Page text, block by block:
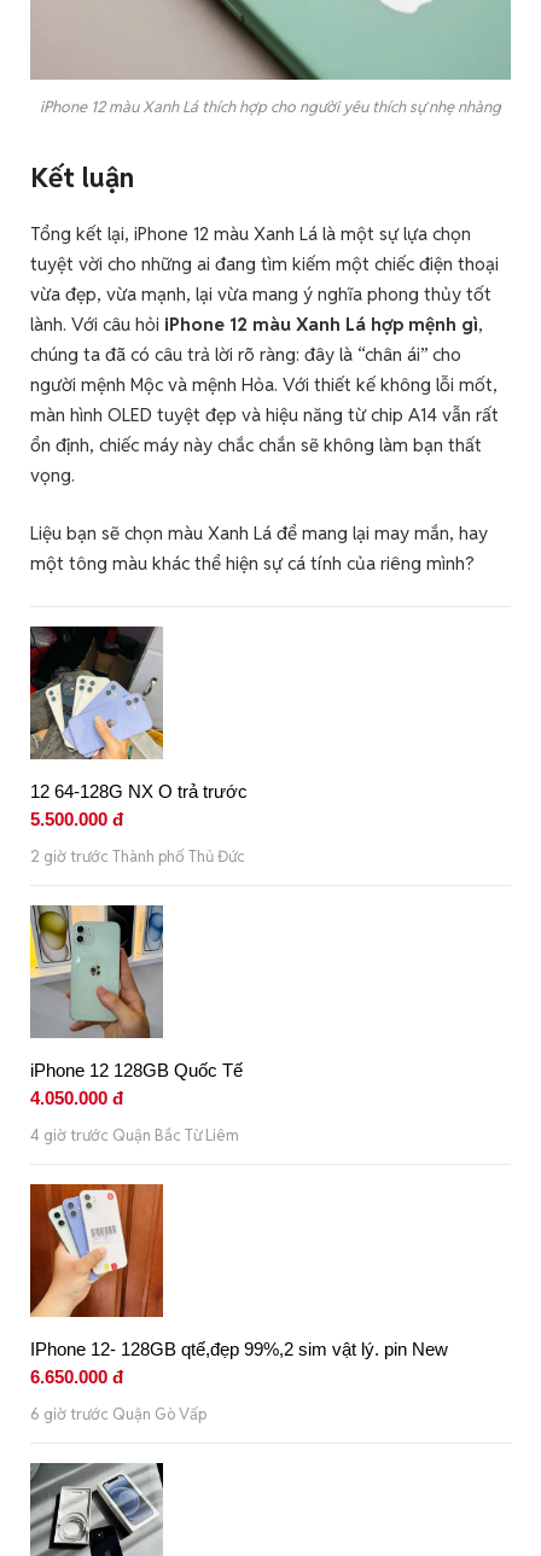
iPhone 12 màu Xanh Lá thích hợp cho người yêu thích sự nhẹ nhàng
Kết luận
Tổng kết lại, iPhone 12 màu Xanh Lá là một sự lựa chọn
tuyệt vời cho những ai đang tìm kiếm một chiếc điện thoại
vừa đẹp, vừa mạnh, lại vừa mang ý nghĩa phong thủy tốt
lành. Với câu hỏi iPhone 12 màu Xanh Lá hợp mệnh gì,
chúng ta đã có câu trả lời rõ ràng: đây là “chân ái” cho
người mệnh Mộc và mệnh Hỏa. Với thiết kế không lỗi mốt,
màn hình OLED tuyệt đẹp và hiệu năng từ chip A14 vẫn rất
ổn định, chiếc máy này chắc chắn sẽ không làm bạn thất
vọng.
Liệu bạn sẽ chọn màu Xanh Lá để mang lại may mắn, hay
một tông màu khác thể hiện sự cá tính của riêng mình?
12 64-128G NX O trả trước
5.500.000 đ
2 giờ trước Thành phố Thủ Đức
iPhone 12 128GB Quốc Tế
4.050.000 đ
4 giờ trước Quận Bắc Từ Liêm
IPhone 12- 128GB qtế,đẹp 99%,2 sim vật lý. pin New
6.650.000 đ
6 giờ trước Quận Gò Vấp